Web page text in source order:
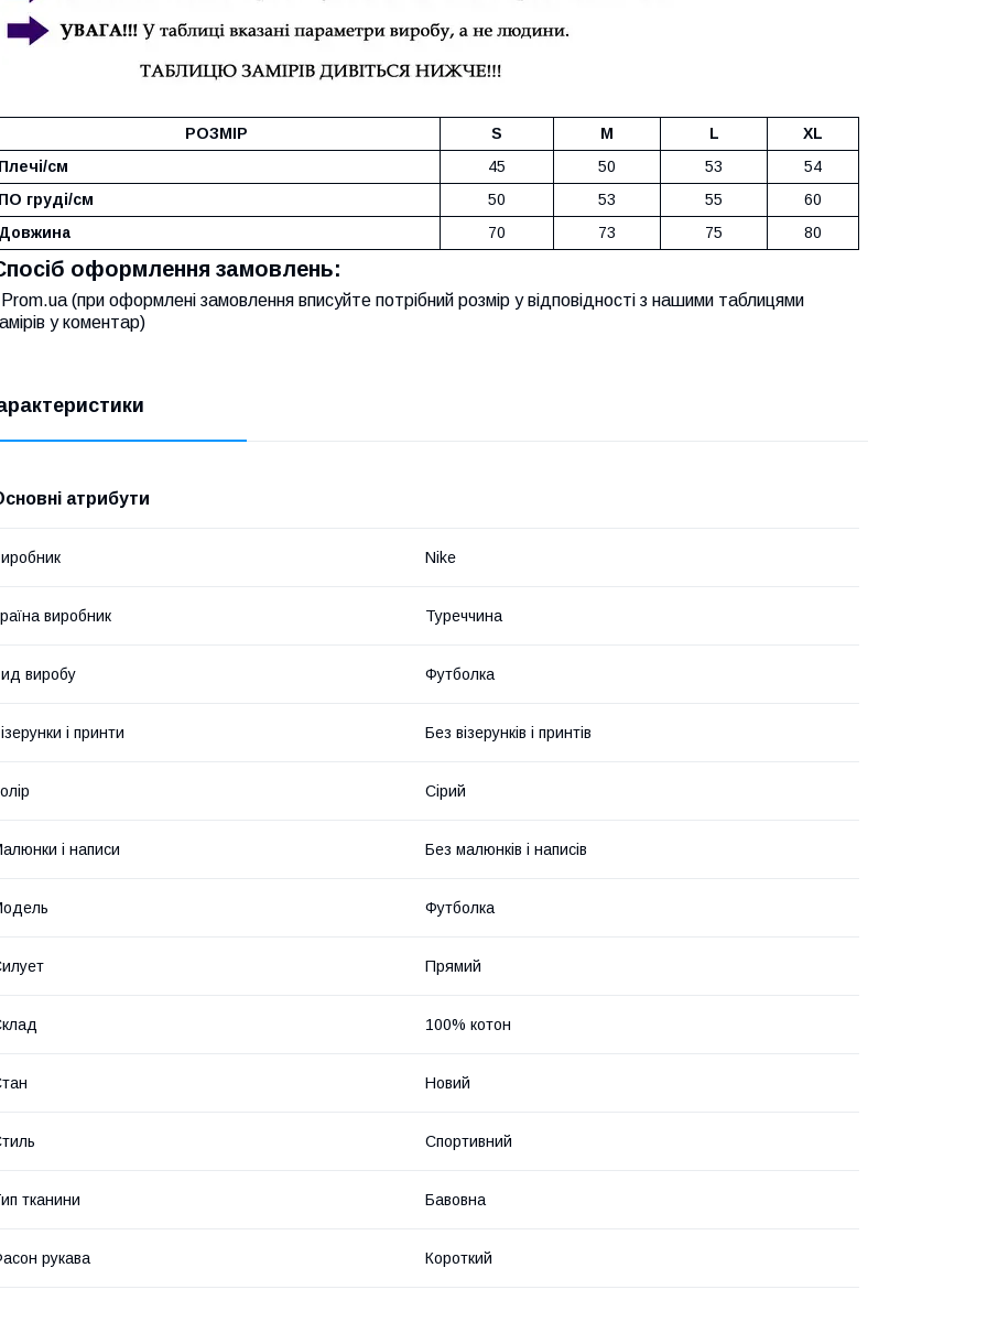
РОЗМІР S M L
XL
см
45 50 53
54
груді/см
50 53 55
60
70 73 75 80
оформлення замовлень:
Prom.ua (при оформлені замовлення вписуйте потрібний розмір у відповідності з нашими таблицями
у коментар)
атрибути
Nike
виробник Туреччина
виробу Футболка
і принти Без візерунків і принтів
Сірий
і написи Без малюнків і написів
Футболка
Прямий
100% котон
Новий
Спортивний
тканини Бавовна
рукава Короткий